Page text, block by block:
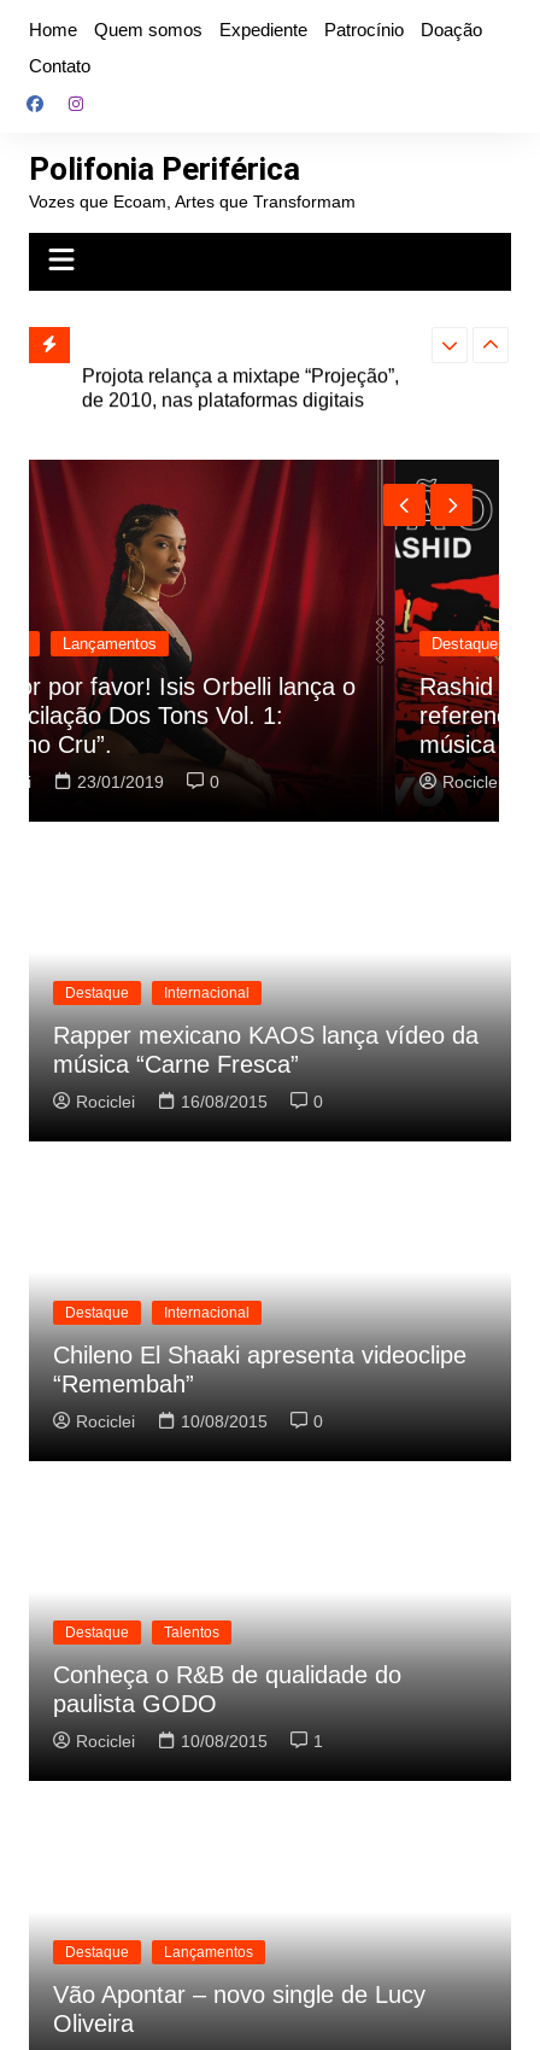
conteúdo
Home Quem somos Expediente Patrocínio
Doação
Contato
Polifonia Periférica
Vozes que Ecoam, Artes que Transformam
e abre
autoral,
Farofa
Destaque Lançamentos
Rashid vai buscar nos HQs as
referencias do clipe de sua nova
música
Rociclei 22/01/2019
Destaque Internacional
Rapper mexicano KAOS lança vídeo da
música “Carne Fresca”
Rociclei 16/08/2015 0
Destaque Internacional
Chileno El Shaaki apresenta videoclipe
“Remembah”
Rociclei 10/08/2015 0
Destaque Talentos
Conheça o R&B de qualidade do
paulista GODO
Rociclei 10/08/2015 1
Destaque Lançamentos
Vão Apontar – novo single de Lucy
Oliveira